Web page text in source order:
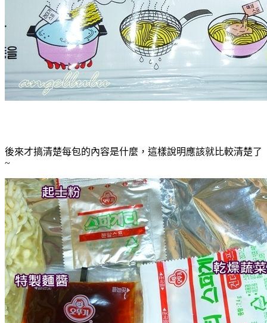
後來才搞清楚每包的內容是什麼，這樣說明應該就比較清楚了
~